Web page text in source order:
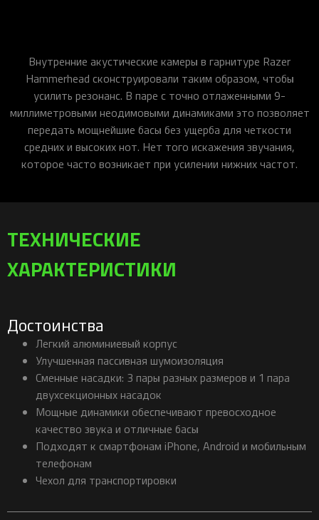
Внутренние акустические камеры в гарнитуре Razer
Hammerhead сконструировали таким образом, чтобы
усилить резонанс. В паре с точно отлаженными 9-
миллиметровыми неодимовыми динамиками это позволяет
передать мощнейшие басы без ущерба для четкости
средних и высоких нот. Нет того искажения звучания,
которое часто возникает при усилении нижних частот.
ТЕХНИЧЕСКИЕ
ХАРАКТЕРИСТИКИ
Достоинства
Легкий алюминиевый корпус
Улучшенная пассивная шумоизоляция
Сменные насадки: 3 пары разных размеров и 1 пара
двухсекционных насадок
Мощные динамики обеспечивают превосходное
качество звука и отличные басы
Подходят к смартфонам iPhone, Android и мобильным
телефонам
Чехол для транспортировки